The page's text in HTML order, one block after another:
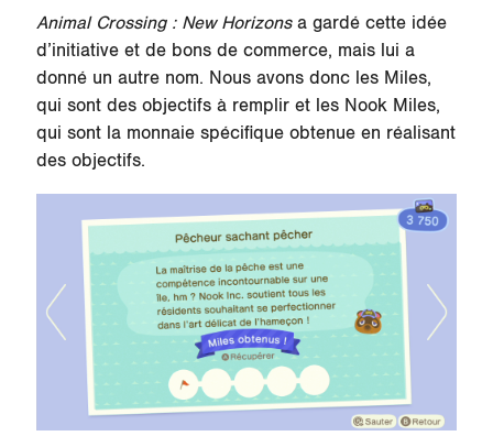
Animal Crossing : New Horizonsa gardé cette idée
d’initiative et de bons de commerce, mais lui a
donné un autre nom. Nous avons donc les Miles,
qui sont des objectifs à remplir et les Nook Miles,
qui sont la monnaie spécifique obtenue en réalisant
des objectifs.